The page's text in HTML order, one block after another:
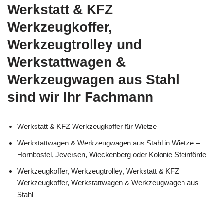
Werkstatt & KFZ
Werkzeugkoffer,
Werkzeugtrolley und
Werkstattwagen &
Werkzeugwagen aus Stahl
sind wir Ihr Fachmann
Werkstatt & KFZ Werkzeugkoffer für Wietze
Werkstattwagen & Werkzeugwagen aus Stahl in Wietze –
Hornbostel, Jeversen, Wieckenberg oder Kolonie Steinförde
Werkzeugkoffer, Werkzeugtrolley, Werkstatt & KFZ
Werkzeugkoffer, Werkstattwagen & Werkzeugwagen aus
Stahl